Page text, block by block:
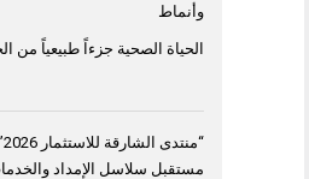
وأنماط
الحياة الصحية جزءاً طبيعياً من
مستقبل سلاسل الإمداد